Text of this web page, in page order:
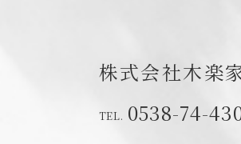
株式会社木楽
0538-74-